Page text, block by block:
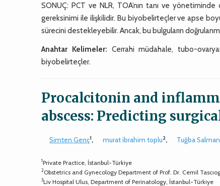
SONUÇ: PCT ve NLR, TOA’nın tanı ve
gereksinimi ile ilişkilidir. Bu biyobelirteçler ve apse
sürecini destekleyebilir. Ancak, bu bulguların
Anahtar Kelimeler: Cerrahi müdahale, tubo-
biyobelirteçler.
Procalcitonin and
abscess: Predicting
Simten Genç1, murat ibrahim toplu2, Tuğba Salman
1Private Practice, İstanbul-Türkiye
2Obstetrics and Gynecology Department of Prof. Dr. Cemil
3Liv Hospital Ulus, Department of Perinatology, İstanbul-Türkiye